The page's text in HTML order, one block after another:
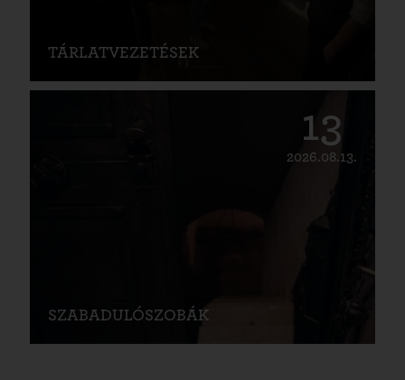
TÁRLATVEZETÉSEK
13
2026.08.13.
SZABADULÓSZOBÁK